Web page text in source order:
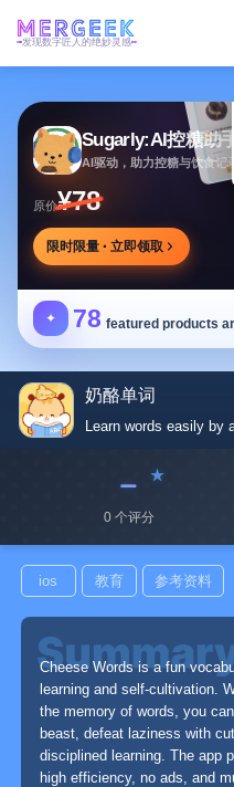
发现数字匠人的绝妙灵感
Sugarly:AI控糖助手
原价¥78
限时限量 · 立即领取
✦ 78 featured products
奶酪单词
﹣
0 个评分
ios 教育 参考资料
Cheese Words is a fun
learning and self-cultivation.
the memory of words, you
beast, defeat laziness with
disciplined learning. The app
high efficiency, no ads, and